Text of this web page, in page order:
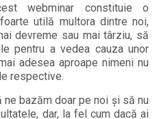
webminar constituie o
utilă multora dintre noi,
devreme sau mai târziu, să
pentru a vedea cauza unor
adesea aproape nimeni nu
respective.
ne bazăm doar pe noi și să nu
dar, la fel cum dacă ai